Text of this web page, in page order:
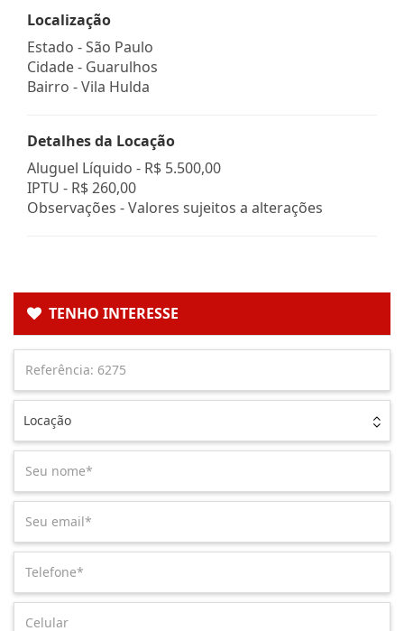
Localização
Estado -São Paulo
Cidade - Guarulhos
Bairro -Vila Hulda
Detalhes da Locação
Aluguel Líquido - R$ 5.500,00
IPTU - R$ 260,00
Observações - Valores sujeitos a alterações
TENHO INTERESSE
Locação